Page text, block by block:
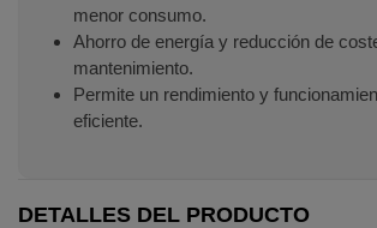
menor consumo.
Ahorro de energía y reducción de
mantenimiento.
Permite un rendimiento y
eficiente.
DETALLES DEL PRODUCTO